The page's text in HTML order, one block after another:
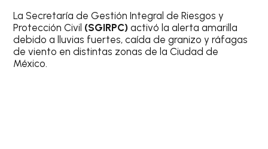
La Secretaría de Gestión Integral de Riesgos y
Protección Civil (SGIRPC) activó la alerta amarilla
debido a lluvias fuertes, caída de granizo y ráfagas
de viento en distintas zonas de la Ciudad de
México.